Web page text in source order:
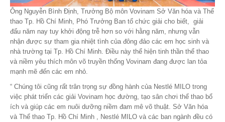
Ông Nguyễn Bình Định, Trưởng Bộ môn Vovinam Sở Văn hóa và Thể
thao Tp. Hồ Chí Minh, Phó Trưởng Ban tổ chức giải cho biết, giải
đấu năm nay tuy khởi động trễ hơn so với hằng năm, nhưng vẫn
nhận được sự tham gia nhiệt tình của đông đảo các em học sinh và
nhà trường tại Tp. Hồ Chí Minh. Điều này thể hiện tinh thần thể thao
và niềm yêu thích môn võ truyền thống Vovinam đang được lan tỏa
mạnh mẽ đến các em nhỏ.
“ Chúng tôi cũng rất trân trọng sự đồng hành của Nestlé MILO trong
việc phát triển các giải Vovinam học đường, tạo sân chơi thể thao bổ
ích và giúp các em nuôi dưỡng niềm đam mê võ thuật. Sở Văn hóa
và Thể thao Tp. Hồ Chí Minh , Nestlé MILO và các ban ngành đều có